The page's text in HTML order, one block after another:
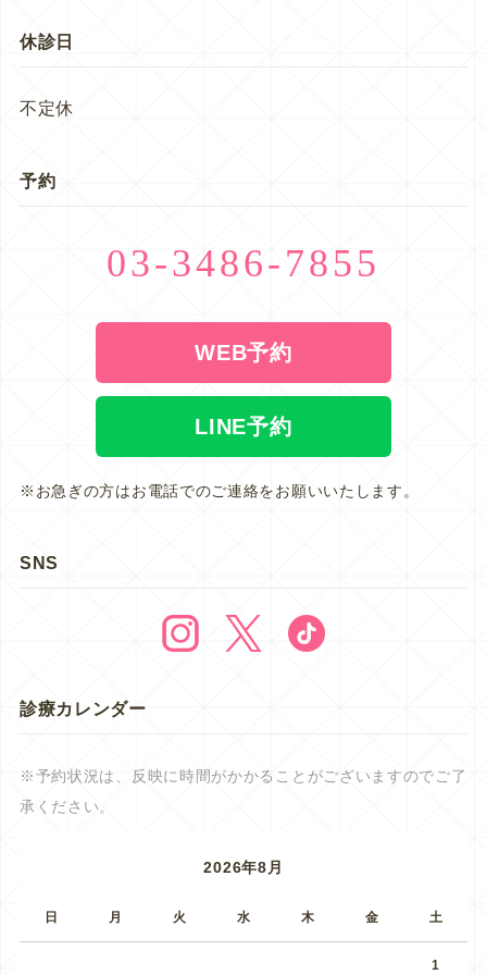
休診日
不定休
予約
03-3486-7855
WEB予約
LINE予約
※お急ぎの方はお電話でのご連絡をお願いいたします。
SNS
診療カレンダー
※予約状況は、反映に時間がかかることがございますのでご了
承ください。
2026年8月
日 月 火 水 木 金 土
1